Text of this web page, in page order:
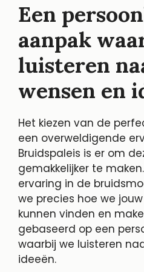
Een
aanpak
luisteren
wensen en
Het kiezen van de
een overweldigende
Bruidspaleis is er om
gemakkelijker te
ervaring in de
we precies hoe we
kunnen vinden en
gebaseerd op een
waarbij we luisteren
ideeën.